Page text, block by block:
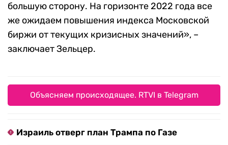
большую сторону. На горизонте 2022 года все
же ожидаем повышения индекса Московской
биржи от текущих кризисных значений», –
заключает Зельцер.
Объясняем происходящее. RTVI в Telegram
Израиль отверг план Трампа по Газе